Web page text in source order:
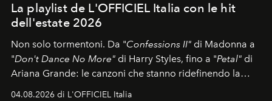
La playlist de L'OFFICIEL Italia con le hit
dell'estate 2026
Non solo tormentoni. Da "Confessions II" di Madonna a
"Don't Dance No More" di Harry Styles, fino a "Petal" di
Ariana Grande: le canzoni che stanno ridefinendo la
colonna sonora della stagione.
04.08.2026 di L'OFFICIEL Italia